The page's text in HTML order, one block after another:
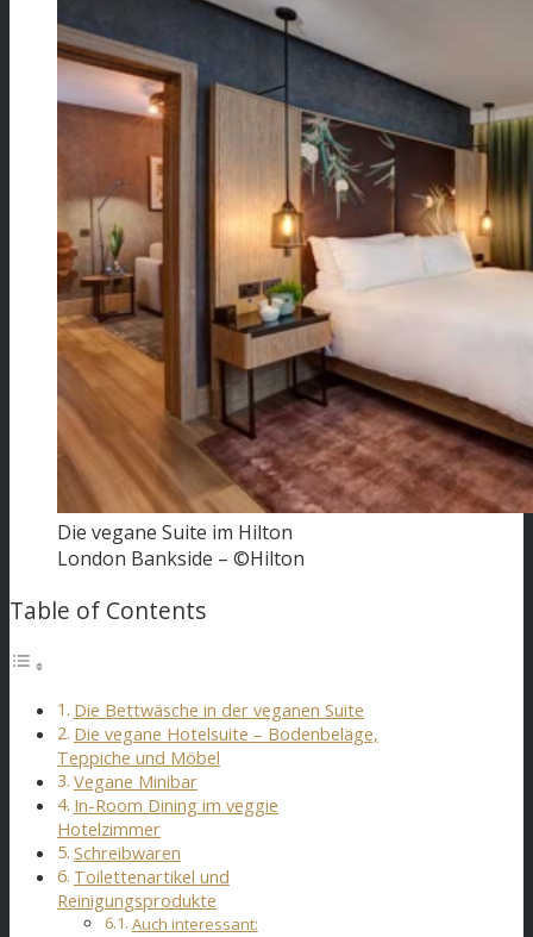
Die vegane Suite im Hilton
London Bankside – ©Hilton
Table of Contents
Die Bettwäsche in der veganen Suite
Die vegane Hotelsuite – Bodenbeläge,
Teppiche und Möbel
Vegane Minibar
In-Room Dining im veggie
Hotelzimmer
Schreibwaren
Toilettenartikel und
Reinigungsprodukte
Auch interessant: